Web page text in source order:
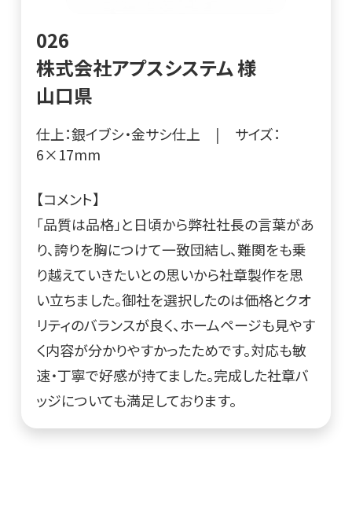
026
株式会社アプスシステム 様
山口県
仕上：銀イブシ・金サシ仕上 |
サイズ：
6×17mm
【コメント】
「品質は品格」と日頃から弊社社長の言葉があ
り、誇りを胸につけて一致団結し、難関をも乗
り越えていきたいとの思いから社章製作を思
い立ちました。御社を選択したのは価格とクオ
リティのバランスが良く、ホームページも見やす
く内容が分かりやすかったためです。対応も敏
速・丁寧で好感が持てました。完成した社章バ
ッジについても満足しております。